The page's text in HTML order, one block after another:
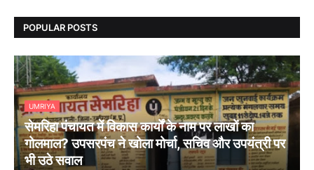
POPULAR POSTS
UMRIYA
सेमरिहा पंचायत में विकास कार्यों के नाम पर लाखों का
गोलमाल? उपसरपंच ने खोला मोर्चा, सचिव और उपयंत्री पर
भी उठे सवाल